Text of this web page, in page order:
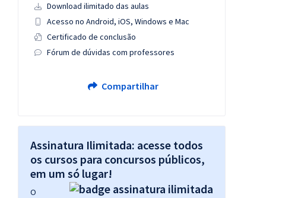
Download ilimitado das aulas
Acesso no Android, iOS, Windows e Mac
Certificado de conclusão
Fórum de dúvidas com professores
Compartilhar
Assinatura Ilimitada: acesse todos
os cursos para concursos públicos,
em um só lugar!
O